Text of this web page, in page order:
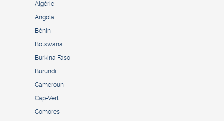
Algérie
Angola
Bénin
Botswana
Burkina Faso
Burundi
Cameroun
Cap-Vert
Comores